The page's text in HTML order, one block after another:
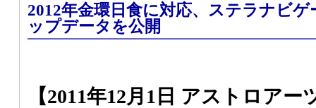
2012年金環日食に対応、ステラナビゲ
ップデータを公開
【2011年12月1日 アストロアー